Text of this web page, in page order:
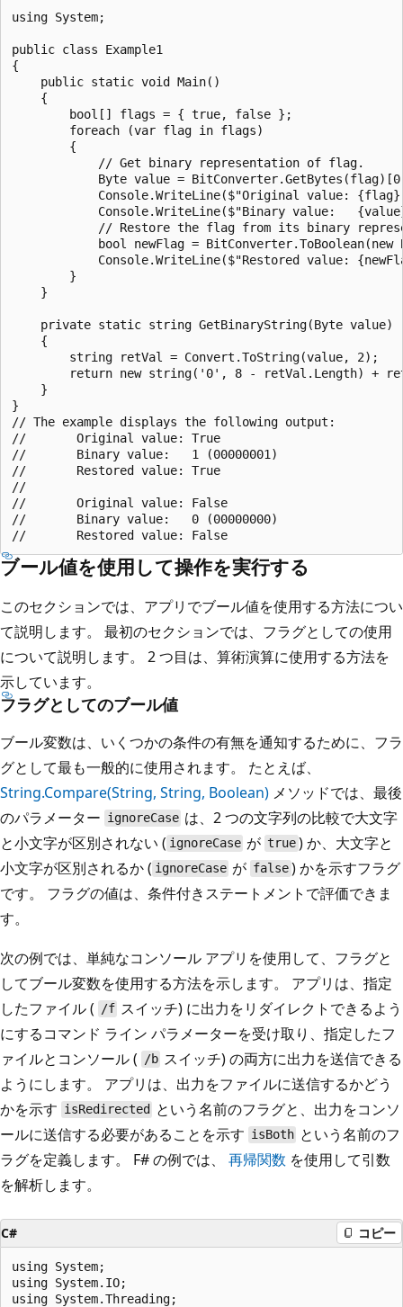
using System;
public class Example1
{
    public static void Main()
    {
        bool[] flags = { true, false };
        foreach (var flag in flags)
        {
            // Get binary representation of flag.
Byte value =
Console.WriteLine($"Original value:
Console.WriteLine($"Binary value:
// Restore the flag from its binary
bool newFlag = BitConverter.ToBoolean(new
Console.WriteLine($"Restored value:
        }
    }
    private static string GetBinaryString(Byte value)
    {
        string retVal = Convert.ToString(value, 2);
return new string('0', 8 - retVal.Length) +
    }
}
// The example displays the following output:
//       Original value: True
//       Binary value:   1 (00000001)
//       Restored value: True
//
//       Original value: False
//       Binary value:   0 (00000000)
ブール値を使用して操作を実行する
このセクションでは、アプリでブール値を使用する方法につい
て説明します。 最初のセクションでは、フラグとしての使用
について説明します。 2 つ目は、算術演算に使用する方法を
示しています。
フラグとしてのブール値
ブール変数は、いくつかの条件の有無を通知するために、フラ
グとして最も一般的に使用されます。 たとえば、
String.Compare(String, String, Boolean) メソッドでは、最後
のパラメーター ignoreCase は、2 つの文字列の比較で大文字
と小文字が区別されない ( ignoreCase がtrue) か、大文字と
小文字が区別されるか ( ignoreCase が false) かを示すフラグ
です。 フラグの値は、条件付きステートメントで評価できま
す。
次の例では、単純なコンソール アプリを使用して、フラグと
してブール変数を使用する方法を示します。 アプリは、指定
したファイル ( /f スイッチ) に出力をリダイレクトできるよう
にするコマンド ライン パラメーターを受け取り、指定したフ
ァイルとコンソール ( /b スイッチ) の両方に出力を送信できる
ようにします。 アプリは、出力をファイルに送信するかどう
かを示す isRedirected
という名前のフラグと、出力をコンソ
ールに送信する必要があることを示す isBoth という名前のフ
ラグを定義します。 F# の例では、 再帰関数 を使用して引数
を解析します。
C# コピー
using System;
using System.IO;
using System.Threading;